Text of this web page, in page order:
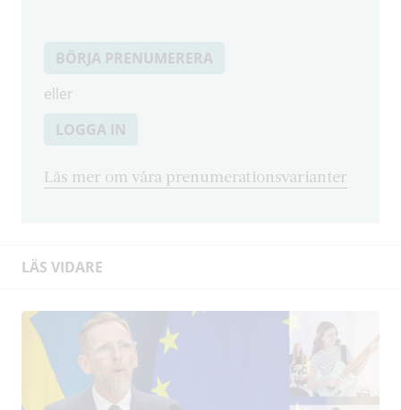
BÖRJA PRENUMERERA
eller
LOGGA IN
Läs mer om våra prenumerationsvarianter
LÄS VIDARE